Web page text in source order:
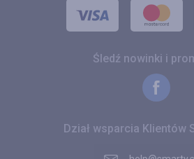
Śledź nowinki i
Dział wsparcia Klientów